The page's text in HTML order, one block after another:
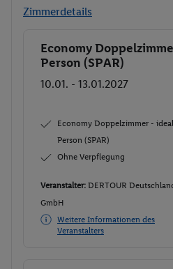
Zimmerdetails
Buchen
Economy
Person (SPAR)
10.01. - 13.01.2027
Economy Doppelzimmer -
Person (SPAR)
Ohne Verpflegung
Veranstalter: DERTOUR
GmbH
Weitere Informationen des
Veranstalters